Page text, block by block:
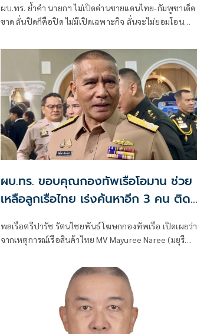
ผบ.ทร. ย้ำคำ นายกฯ ไม่เปิดด่านชายแดนไทย-กัมพูชาเด็ด
ขาด ลั่นปิดก็คือปิด ไม่มีเปิดเฉพาะกิจ ลั่นจะไม่ยอมโอน
ทร.ยึดนโยบายรัฐบาล
ผบ.ทร. ขอบคุณกองทัพเรือโอมาน ช่วย
เหลือลูกเรือไทย เร่งค้นหาอีก 3 คน ติด
พลเรือตรีปารัช รัตนไชยพันธ์ โฆษกกองทัพเรือ เปิดเผยว่า
จากเหตุการณ์เรือสินค้าไทย MV Mayuree Naree (มยุรี
แคบฮอร์มุซ ส่งผลให้ลูกเรือไทยต้องอพยพออกจากเรือ
โดยขณะนี้ลูกเรือไทยจำนวน 20 คน ได้รับการช่วยเหลือ
และนำขึ้นฝั่งอย่างปลอดภัยแล้ว จากการปฏิบัติการช่วย
เหลือของกองทัพเรือโอมาน